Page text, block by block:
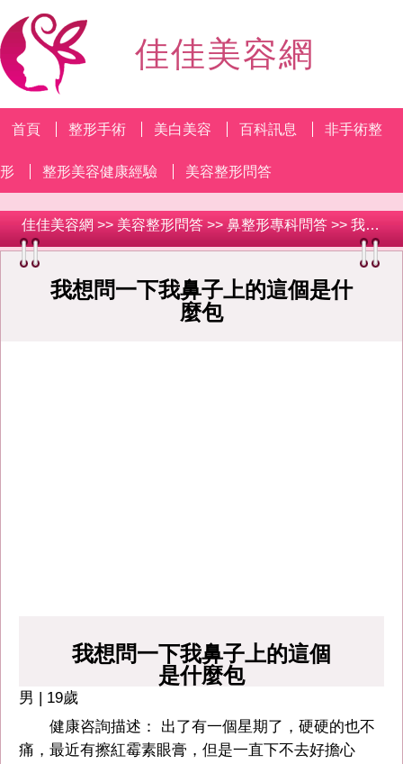
佳佳美容網
首頁 整形手術 美白美容 百科訊息 非手術整
形 整形美容健康經驗 美容整形問答
佳佳美容網 >> 美容整形問答 >> 鼻整形專科問答 >> 我想問一下我鼻子上的這個是什麼包
我想問一下我鼻子上的這個是什
麼包
我想問一下我鼻子上的這個
是什麼包
男 | 19歲
健康咨詢描述： 出了有一個星期了，硬硬的也不
痛，最近有擦紅霉素眼膏，但是一直下不去好擔心